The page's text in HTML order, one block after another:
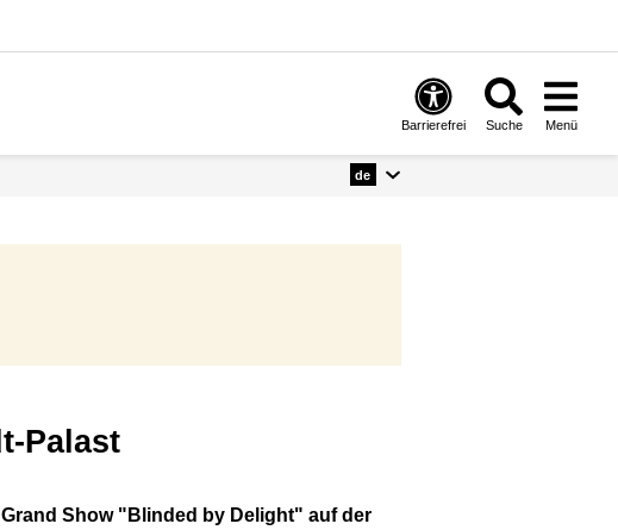
Barrierefrei Suche Menü
de
Palast
Show "Blinded by Delight" auf der